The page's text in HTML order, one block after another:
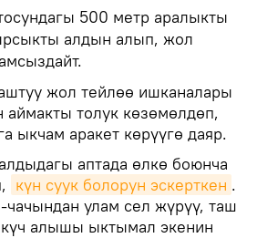
500 метр аралыкты
алдын алып, жол
жол тейлөө ишканалары
аймакты толук көзөмөлдөп,
ыкчам аракет көрүүгө даяр.
аптада өлкө боюнча
күн суук болорун эскерткен .
улам сел жүрүү, таш
күч алышы ыктымал экенин